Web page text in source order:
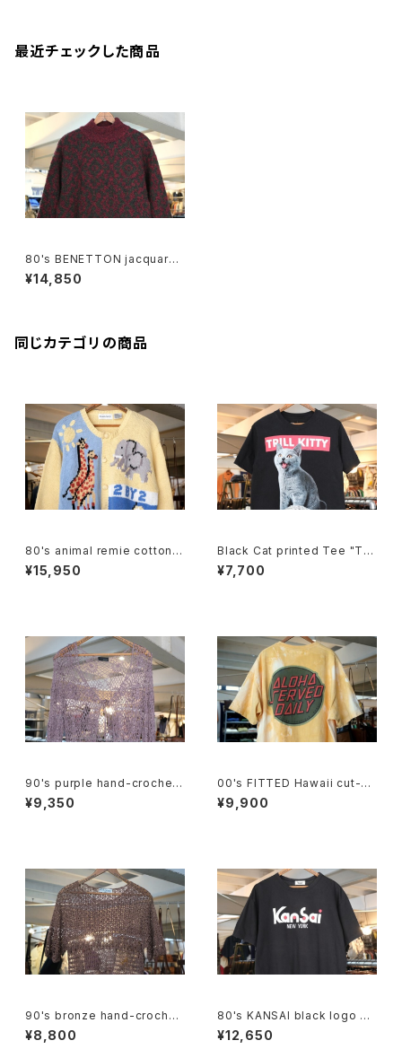
最近チェックした商品
80's BENETTON jacquard
wool knit high-neck Sweat
er
¥14,850
同じカテゴリの商品
80's animal remie cotton k
nit crewneck Cardigan
¥15,950
Black Cat printed Tee "TRI
LL KITTY"
¥7,700
90's purple hand-crochet
Cardigan
¥9,350
00's FITTED Hawaii cut-of
f tie-dye Tee
¥9,900
90's bronze hand-crochet
pullover Top
¥8,800
80's KANSAI black logo Te
e
¥12,650